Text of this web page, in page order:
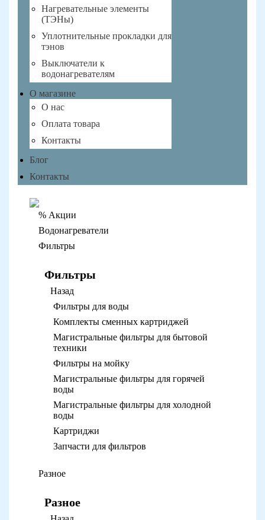
Нагревательные элементы
(ТЭНы)
Уплотнительные прокладки для
тэнов
Выключатели к
водонагревателям
О магазине
О нас
Оплата товара
Контакты
Блог
Контакты
% Акции
Водонагреватели
Фильтры
Фильтры
Назад
Фильтры для воды
Комплекты сменных картриджей
Магистральные фильтры для бытовой
техники
Фильтры на мойку
Магистральные фильтры для горячей
воды
Магистральные фильтры для холодной
воды
Картриджи
Запчасти для фильтров
Разное
Разное